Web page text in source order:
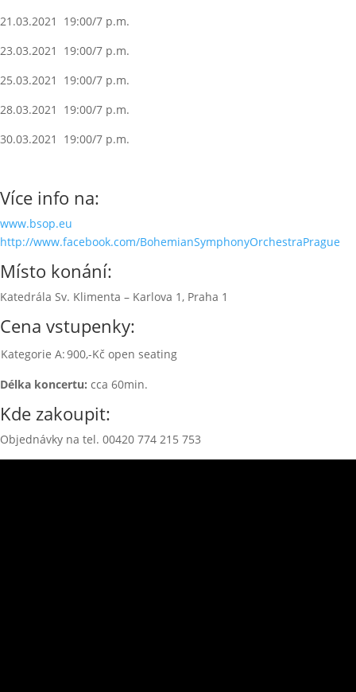
21.03.2021 19:00/7 p.m.
23.03.2021 19:00/7 p.m.
25.03.2021 19:00/7 p.m.
28.03.2021 19:00/7 p.m.
30.03.2021 19:00/7 p.m.
Více info na:
www.bsop.eu
http://www.facebook.com/BohemianSymphonyOrchestraPrague
Místo konání:
Katedrála Sv. Klimenta – Karlova 1, Praha 1
Cena vstupenky:
Kategorie A:900,-Kč open seating
Délka koncertu: cca 60min.
Kde zakoupit:
Objednávky na tel. 00420 774 215 753